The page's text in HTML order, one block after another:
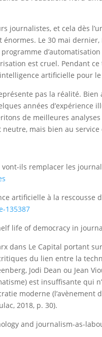
journalistes, et cela dès
énormes. Le 30 mai
programme
est cruel. Pendant
artificielle pour
pas la réalité.
années
de meilleures
mais bien au
vont-ils remplacer les
artificielle à la rescousse
135387
life of democracy in
dans Le Capital portant
du lien entre la
Jodi Dean ou Jean
est insuffisante qui
moderne
2018, p. 30).
and journalism-as-